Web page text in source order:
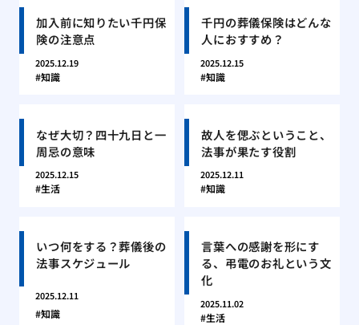
加入前に知りたい千円保
険の注意点
2025.12.19
知識
千円の葬儀保険はどんな
人におすすめ？
2025.12.15
知識
なぜ大切？四十九日と一
周忌の意味
2025.12.15
生活
故人を偲ぶということ、
法事が果たす役割
2025.12.11
知識
いつ何をする？葬儀後の
法事スケジュール
2025.12.11
知識
言葉への感謝を形にす
る、弔電のお礼という文
化
2025.11.02
生活